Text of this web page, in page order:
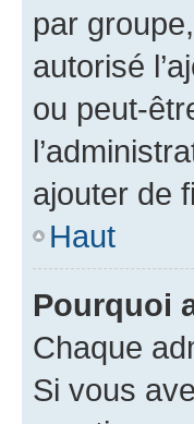
par
autorisé
ou peut-
ajouter de
Haut
Pourquoi
Chaque
Si vous